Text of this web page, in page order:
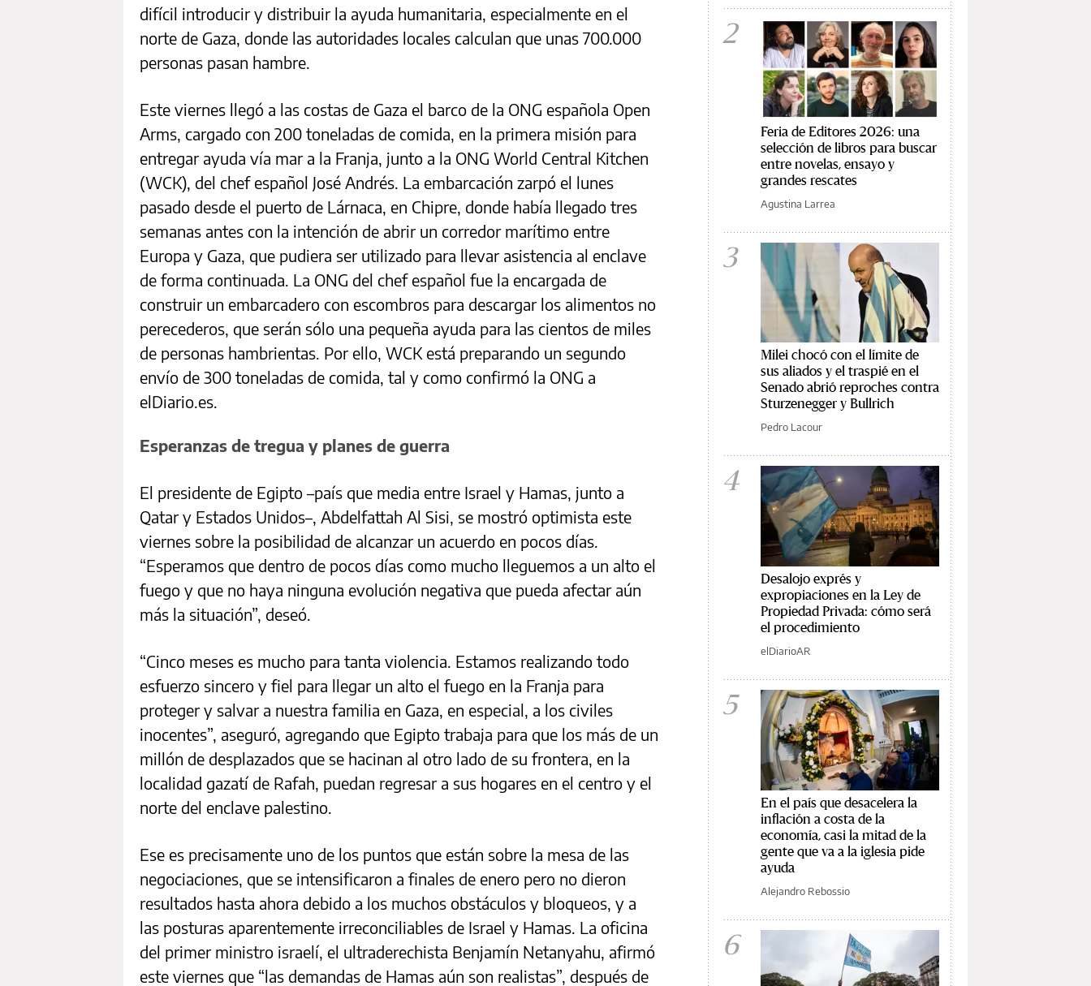
difícil introducir y distribuir la ayuda humanitaria, especialmente en el
norte de Gaza, donde las autoridades locales calculan que unas 700.000
personas pasan hambre.
Este viernes llegó a las costas de Gaza el barco de la ONG española Open
Arms, cargado con 200 toneladas de comida, en la primera misión para
entregar ayuda vía mar a la Franja, junto a la ONG World Central Kitchen
(WCK), del chef español José Andrés. La embarcación zarpó el lunes
pasado desde el puerto de Lárnaca, en Chipre, donde había llegado tres
semanas antes con la intención de abrir un corredor marítimo entre
Europa y Gaza, que pudiera ser utilizado para llevar asistencia al enclave
de forma continuada. La ONG del chef español fue la encargada de
construir un embarcadero con escombros para descargar los alimentos no
perecederos, que serán sólo una pequeña ayuda para las cientos de miles
de personas hambrientas. Por ello, WCK está preparando un segundo
envío de 300 toneladas de comida, tal y como confirmó la ONG a
elDiario.es.
Esperanzas de tregua y planes de guerra
El presidente de Egipto –país que media entre Israel y Hamas, junto a
Qatar y Estados Unidos–, Abdelfattah Al Sisi, se mostró optimista este
viernes sobre la posibilidad de alcanzar un acuerdo en pocos días.
“Esperamos que dentro de pocos días como mucho lleguemos a un alto el
fuego y que no haya ninguna evolución negativa que pueda afectar aún
más la situación”, deseó.
“Cinco meses es mucho para tanta violencia. Estamos realizando todo
esfuerzo sincero y fiel para llegar un alto el fuego en la Franja para
proteger y salvar a nuestra familia en Gaza, en especial, a los civiles
inocentes”, aseguró, agregando que Egipto trabaja para que los más de un
millón de desplazados que se hacinan al otro lado de su frontera, en la
localidad gazatí de Rafah, puedan regresar a sus hogares en el centro y el
norte del enclave palestino.
Ese es precisamente uno de los puntos que están sobre la mesa de las
negociaciones, que se intensificaron a finales de enero pero no dieron
resultados hasta ahora debido a los muchos obstáculos y bloqueos, y a
las posturas aparentemente irreconciliables de Israel y Hamas. La oficina
del primer ministro israelí, el ultraderechista Benjamín Netanyahu, afirmó
este viernes que “las demandas de Hamas aún son realistas”, después de
2
Feria de Editores 2026: una
selección de libros para buscar
entre novelas, ensayo y
grandes rescates
Agustina Larrea
3
Milei chocó con el límite de
sus aliados y el traspié en el
Senado abrió reproches contra
Sturzenegger y Bullrich
Pedro Lacour
4
Desalojo exprés y
expropiaciones en la Ley de
Propiedad Privada: cómo será
el procedimiento
elDiarioAR
5
En el país que desacelera la
inflación a costa de la
economía, casi la mitad de la
gente que va a la iglesia pide
ayuda
Alejandro Rebossio
6